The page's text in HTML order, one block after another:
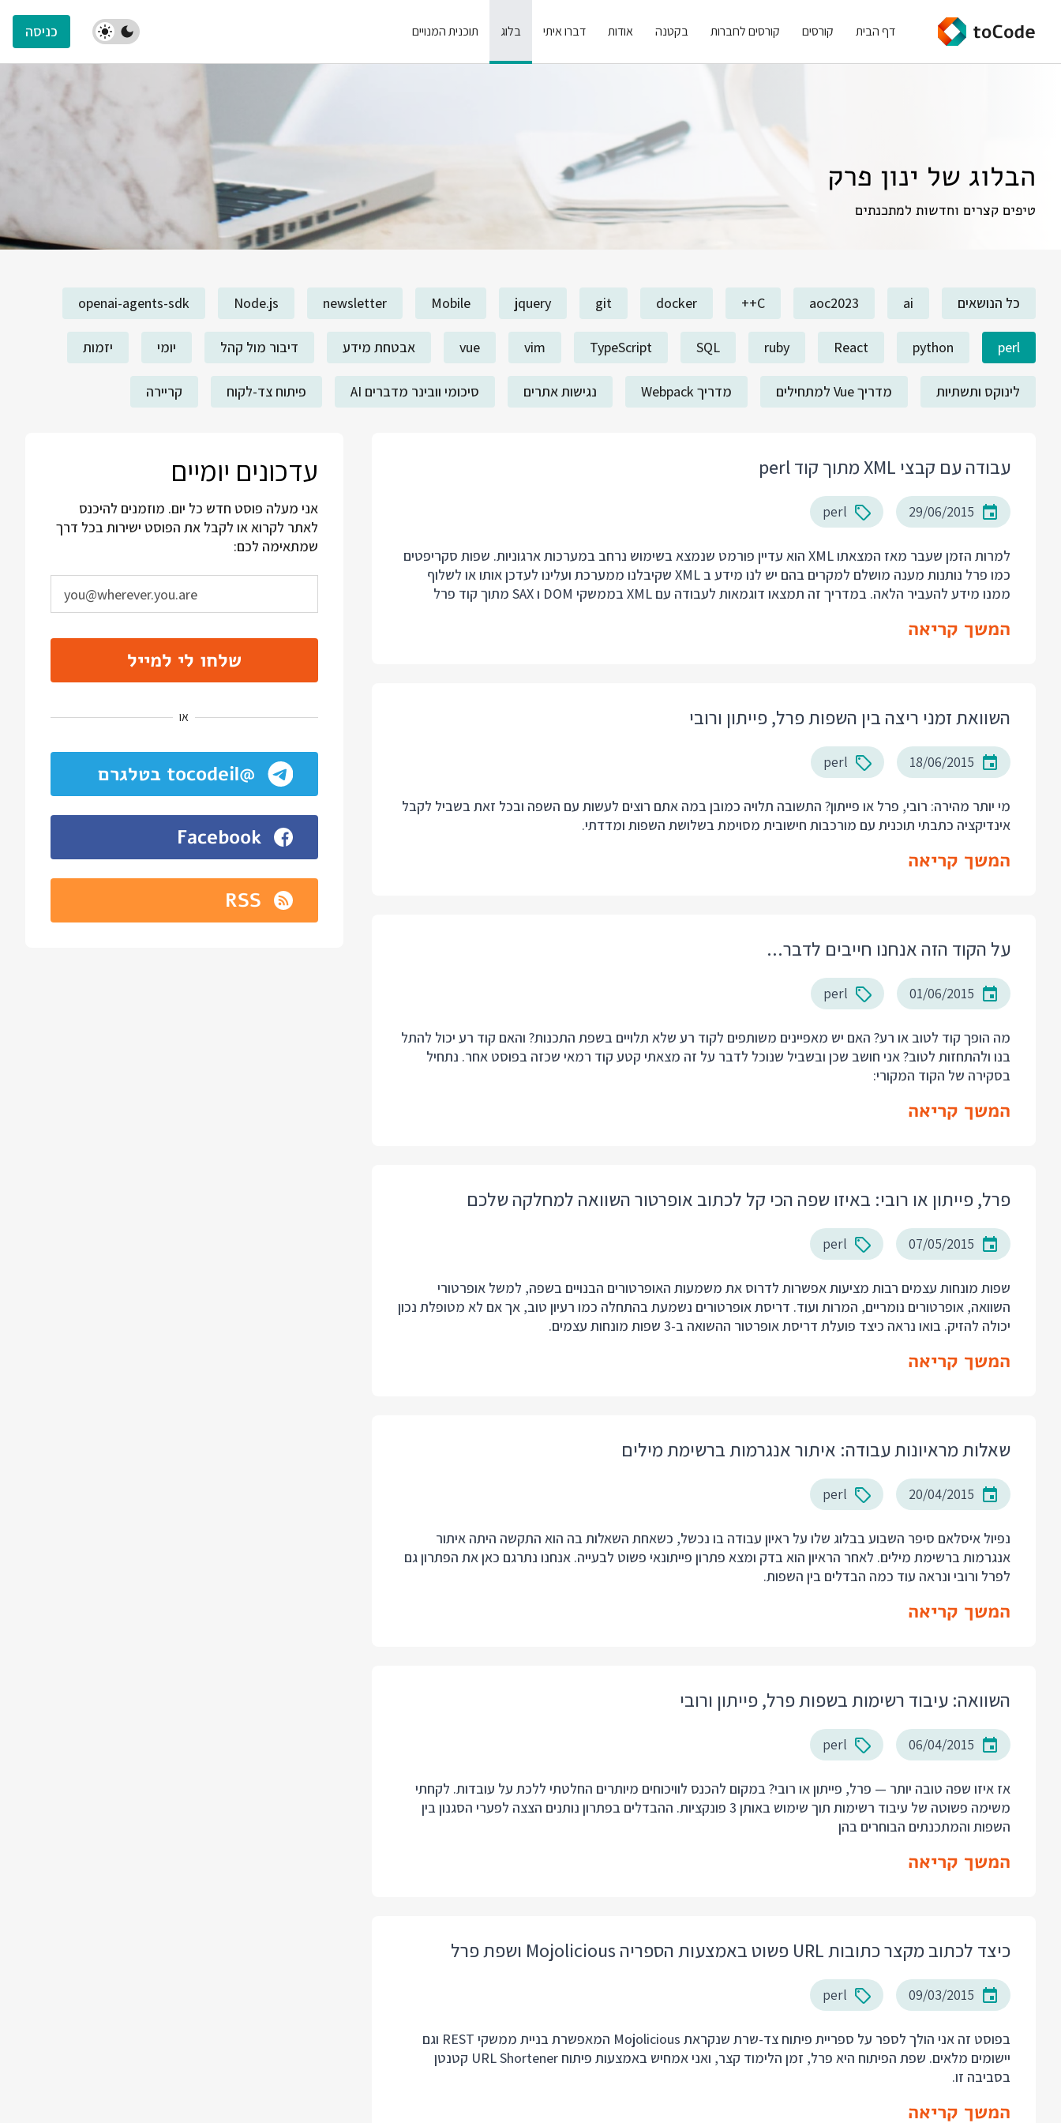
דף הבית קורסים קורסים לחברות בקטנה אודות דברו איתי בלוג תוכנית המנויים כניסה
הבלוג של ינון פרק
טיפים קצרים וחדשות למתכנתים
כל הנושאים ai
aoc2023
C++
docker
git
jquery
Mobile
newsletter
Node.js
openai-agents-sdk
perl
python
React
ruby
SQL
TypeScript
vim
vue אבטחת מידע דיבור מול קהל יומי יזמות
לינוקס ותשתיות מדריך Vue למתחילים מדריך Webpack נגישות אתרים סיכומי וובינר מדברים AI פיתוח צד-לקוח קריירה
עבודה עם קבצי XML מתוך קוד perl
29/06/2015
perl
למרות הזמן שעבר מאז המצאתו XML הוא עדיין פורמט שנמצא בשימוש נרחב במערכות ארגוניות. שפות סקריפטים
כמו פרל נותנות מענה מושלם למקרים בהם יש לנו מידע ב XML שקיבלנו ממערכת ועלינו לעדכן אותו או לשלוף
ממנו מידע להעביר הלאה. במדריך זה תמצאו דוגמאות לעבודה עם XML בממשקי DOM ו SAX מתוך קוד פרל
המשך קריאה
השוואת זמני ריצה בין השפות פרל, פייתון ורובי
18/06/2015
perl
מי יותר מהירה: רובי, פרל או פייתון? התשובה תלויה כמובן במה אתם רוצים לעשות עם השפה ובכל זאת בשביל לקבל
אינדיקציה כתבתי תוכנית עם מורכבות חישובית מסוימת בשלושת השפות ומדדתי.
המשך קריאה
על הקוד הזה אנחנו חייבים לדבר...
01/06/2015
perl
מה הופך קוד לטוב או רע? האם יש מאפיינים משותפים לקוד רע שלא תלויים בשפת התכנות? והאם קוד רע יכול להתל
בנו ולהתחזות לטוב? אני חושב שכן ובשביל שנוכל לדבר על זה מצאתי קטע קוד רמאי שכזה בפוסט אחר. נתחיל
בסקירה של הקוד המקורי:
המשך קריאה
פרל, פייתון או רובי: באיזו שפה הכי קל לכתוב אופרטור השוואה למחלקה שלכם
07/05/2015
perl
שפות מונחות עצמים רבות מציעות אפשרות לדרוס את משמעות האופרטורים הבנויים בשפה, למשל אופרטורי
השוואה, אופרטורים נומריים, המרות ועוד. דריסת אופרטורים נשמעת בהתחלה כמו רעיון טוב, אך אם לא מטופלת נכון
יכולה להזיק. בואו נראה כיצד פועלת דריסת אופרטור ההשואה ב-3 שפות מונחות עצמים.
המשך קריאה
שאלות מראיונות עבודה: איתור אנגרמות ברשימת מילים
20/04/2015
perl
נפיול איסלאם סיפר השבוע בבלוג שלו על ראיון עבודה בו נכשל, כשאחת השאלות בה הוא התקשה היתה איתור
אנגרמות ברשימת מילים. לאחר הראיון הוא בדק ומצא פתרון פייתונאי פשוט לבעייה. אנחנו נתרגם כאן את הפתרון גם
לפרל ורובי ונראה עוד כמה הבדלים בין השפות.
המשך קריאה
השוואה: עיבוד רשימות בשפות פרל, פייתון ורובי
06/04/2015
perl
אז איזו שפה טובה יותר — פרל, פייתון או רובי? במקום להכנס לוויכוחים מיותרים החלטתי ללכת על עובדות. לקחתי
משימה פשוטה של עיבוד רשימות תוך שימוש באותן 3 פונקציות. ההבדלים בפתרון נותנים הצצה לפערי הסגנון בין
השפות והמתכנתים הבוחרים בהן
המשך קריאה
כיצד לכתוב מקצר כתובות URL פשוט באמצעות הספריה Mojolicious ושפת פרל
09/03/2015
perl
בפוסט זה אני הולך לספר על ספריית פיתוח צד-שרת שנקראת Mojolicious המאפשרת בניית ממשקי REST וגם
יישומים מלאים. שפת הפיתוח היא פרל, זמן הלימוד קצר, ואני אמחיש באמצעות פיתוח URL Shortener קטנטן
בסביבה זו.
המשך קריאה
עדכונים יומיים
אני מעלה פוסט חדש כל יום. מוזמנים להיכנס
לאתר לקרוא או לקבל את הפוסט ישירות בכל דרך
שמתאימה לכם:
שלחו לי למייל
או
@tocodeil בטלגרם
Facebook
RSS